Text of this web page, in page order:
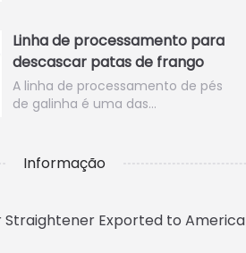
Linha de processamento para
descascar patas de frango
A linha de processamento de pés
de galinha é uma das…
Informação
Exported to America